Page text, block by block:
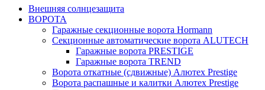
Внешняя солнцезащита
ВОРОТА
Гаражные секционные ворота Hormann
Секционные автоматические ворота ALUTECH
Гаражные ворота PRESTIGE
Гаражные ворота TREND
Ворота откатные (сдвижные) Алютех Prestige
Ворота распашные и калитки Алютех Prestige